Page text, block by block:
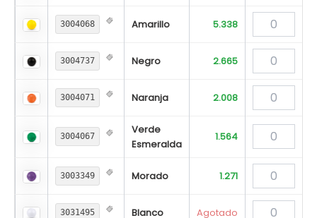
3004068 Amarillo 5.338
3004737 Negro 2.665
3004071 Naranja 2.008
3004067
Verde
Esmeralda
1.564
3003349 Morado 1.271
3031495 Blanco Agotado